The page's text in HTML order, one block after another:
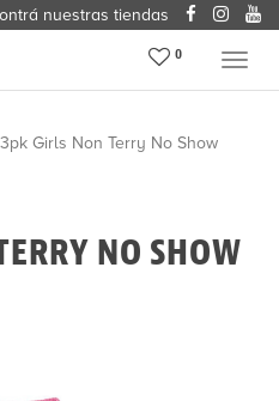
nuestras tiendas
Menu
0
3pk Girls Non Terry No Show
NO SHOW